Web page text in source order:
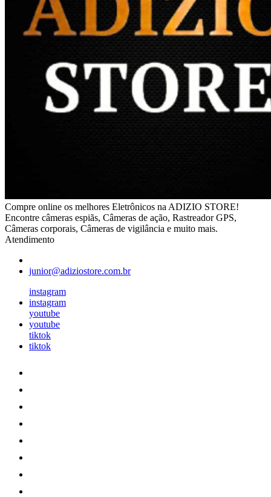
Compre online os melhores Eletrônicos na ADIZIO STORE!
Encontre câmeras espiãs, Câmeras de ação, Rastreador GPS,
Câmeras corporais, Câmeras de vigilância e muito mais.
Atendimento
junior@adiziostore.com.br
instagram
instagram
youtube
youtube
tiktok
tiktok